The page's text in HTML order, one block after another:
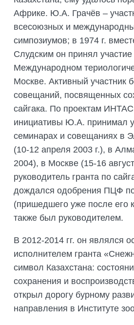
Африке. Ю.А. Грачёв –
всесоюзных и
симпозиумов; в 1974 г.
Слудским он принял участие
Международном
Москве. Активный участник
совещаний, посвященных
сайгака. По проектам
инициативы Ю.А. принимал
семинарах и совещаниях в
(10-12 апреля 2003 г.), в
2004), в Москве (15-16
руководитель гранта по
дождался одобрения ПЦФ по
(пришедшего уже после его
также был руководителем.
В 2012-2014 гг. он являлся
исполнителем гранта
символ Казахстана:
сохранения и
открыл дорогу бурному
направления в Институте